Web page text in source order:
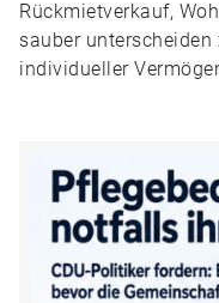
Rückmietverkauf,
sauber
individueller